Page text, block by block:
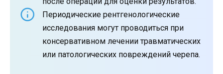
Периодические рентгенологические
исследования могут проводиться при
консервативном лечении травматических
или патологических повреждений черепа.